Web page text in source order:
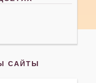
САЙТЫ